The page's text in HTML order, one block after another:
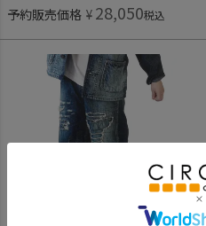
予約販売価格 ¥ 28,050税込